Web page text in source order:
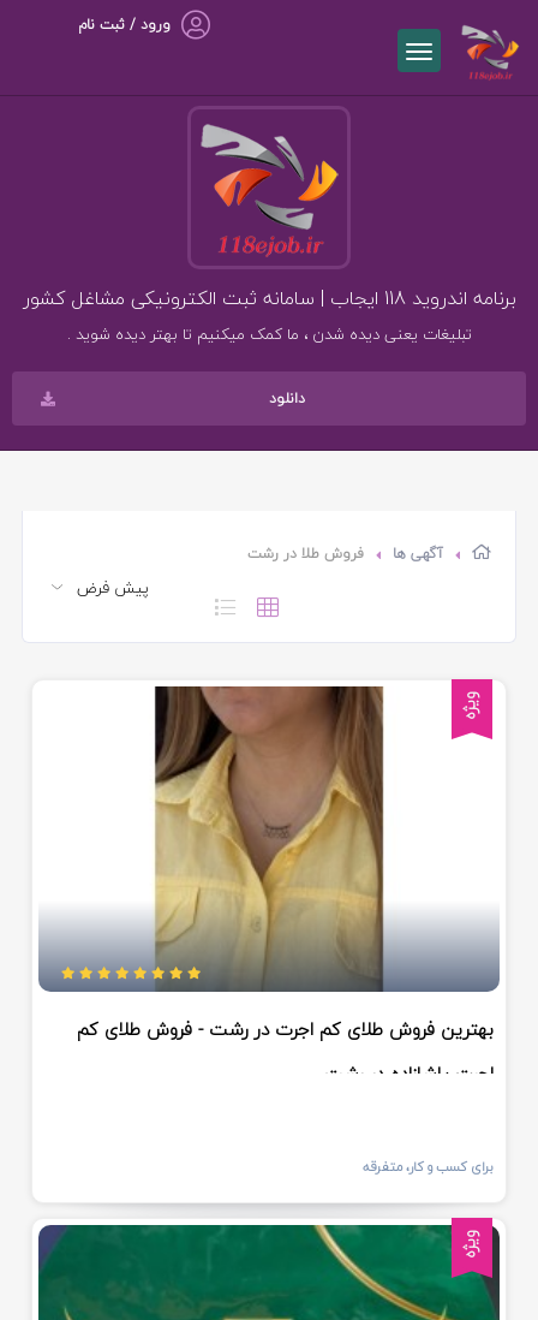
ورود / ثبت نام
برنامه اندروید 118 ایجاب | سامانه ثبت الکترونیکی مشاغل کشور
تبلیغات یعنی دیده شدن ، ما کمک میکنیم تا بهتر دیده شوید .
دانلود
آگهی ها فروش طلا در رشت
ویژه
بهترین فروش طلای کم اجرت در رشت - فروش طلای کم
اجرت پاشازاده در رشت
برای کسب و کار، متفرقه
ویژه